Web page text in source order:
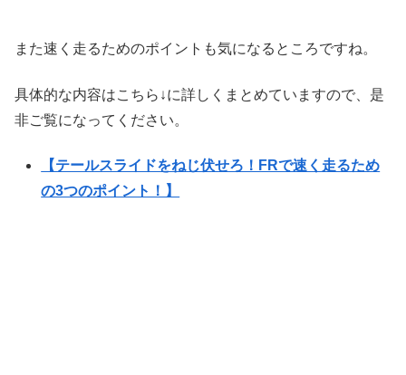
また速く走るためのポイントも気になるところですね。
具体的な内容はこちら↓に詳しくまとめていますので、是
非ご覧になってください。
【テールスライドをねじ伏せろ！FRで速く走るため
の3つのポイント！】